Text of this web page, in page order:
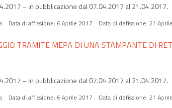
– in pubblicazione dal 07.04.2017 al 21.04.2017.
Data di affissione: 6 Aprile 2017 Data di defissione: 21
TRAMITE MEPA DI UNA STAMPANTE DI
– in pubblicazione dal 07.04.2017 al 21.04.2017.
Data di affissione: 6 Aprile 2017 Data di defissione: 21